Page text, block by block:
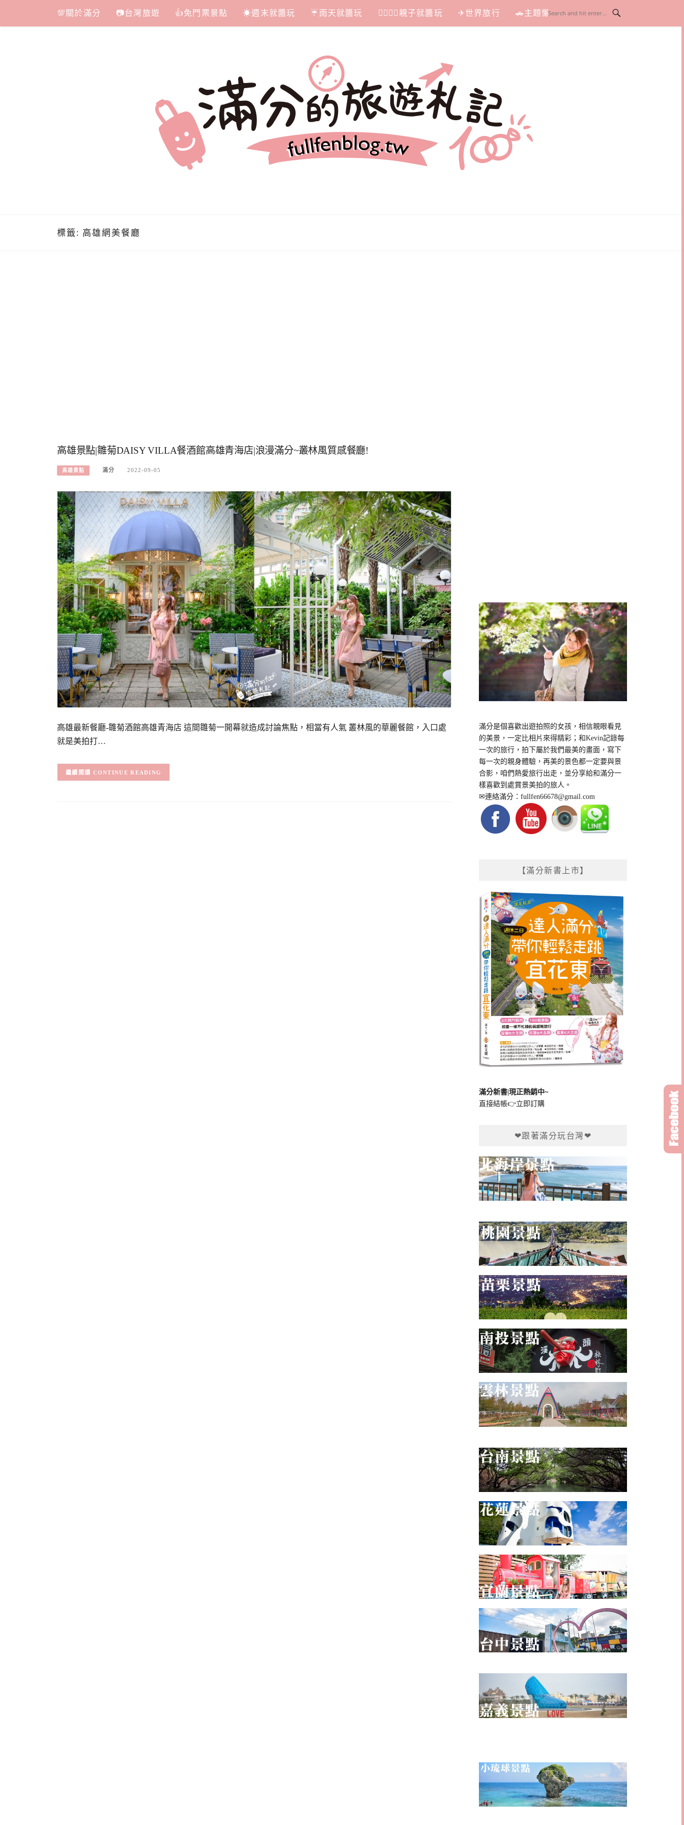
content
💯關於滿分 📷台灣旅遊 👍免門票景點 ☀週末就醬玩 ☔雨天就醬玩 👩‍❤‍💋‍👨親子就醬玩 ✈世界旅行 🚗主題懶人包
標籤: 高雄網美餐廳
高雄景點|雛菊DAISY VILLA餐酒館高雄青海店|浪漫滿分~叢林風質感餐廳!
高雄景點 滿分 2022-09-05
高雄最新餐廳-雛菊酒館高雄青海店 這間雛菊一開幕就造成討論焦點，相當有人氣 叢林風的華麗餐館，入口處
就是美拍打…
CONTINUE READING
滿分是個喜歡出遊拍照的女孩，相信親眼看見
的美景，一定比相片來得精彩；和Kevin記錄每
一次的旅行，拍下屬於我們最美的畫面，寫下
每一次的親身體驗，再美的景色都一定要與景
合影，咱們熱愛旅行出走，並分享給和滿分一
樣喜歡到處賞景美拍的旅人。
✉連絡滿分：fullfen66678@gmail.com
【滿分新書上市】
滿分新書|現正熱銷中~
直接結帳👉立即訂購
❤跟著滿分玩台灣❤